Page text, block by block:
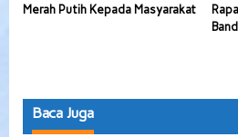
Merah Putih Kepada Masyarakat
Baca Juga